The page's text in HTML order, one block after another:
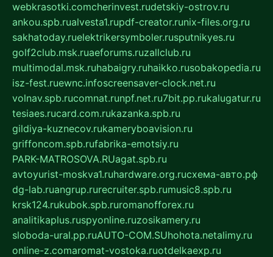
webkrasotki.comcherinvest.rudetskiy-ostrov.ru
ankou.spb.rualvesta1.rupdf-creator.runix-files.org.ru
sakhatoday.ruelektrikersymboler.rusputnikyes.ru
golf2club.msk.ruaeforums.ruzallclub.ru
multimodal.msk.ruhabaigry.ruhaikko.rusobakopedia.ru
isz-fest.ruewnc.infoscreensaver-clock.net.ru
volnav.spb.rucomnat.runpf.net.ru7bit.pp.rukalugatur.ru
tesiaes.rucard.com.rukazanka.spb.ru
gildiya-kuznecov.rukameryboavision.ru
griffoncom.spb.rufabrika-emotsiy.ru
PARK-MATROSOVA.RUagat.spb.ru
avtoyurist-moskva1.ruhardware.org.ruсхема-авто.рф
dg-lab.ruangrup.rurecruiter.spb.rumusic8.spb.ru
krsk124.rukubok.spb.ruromanofforex.ru
analitikaplus.ruspyonline.ruzosikamery.ru
sloboda-ural.pp.ruAUTO-COM.SUhohota.netalimy.ru
online-z.comaromat-vostoka.ruotdelkaexp.ru